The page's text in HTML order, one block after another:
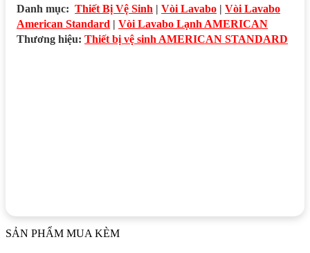
Danh mục: Thiết Bị Vệ Sinh | Vòi Lavabo | Vòi Lavabo
American Standard | Vòi Lavabo Lạnh AMERICAN
Thương hiệu: Thiết bị vệ sinh AMERICAN STANDARD
SẢN PHẨM MUA KÈM